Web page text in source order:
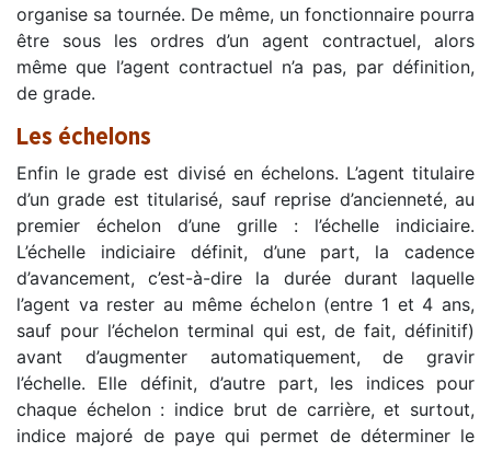
organise sa tournée. De même, un fonctionnaire pourra
être sous les ordres d’un agent contractuel, alors
même que l’agent contractuel n’a pas, par définition,
de grade.
Les échelons
Enfin le grade est divisé en échelons. L’agent titulaire
d’un grade est titularisé, sauf reprise d’ancienneté, au
premier échelon d’une grille : l’échelle indiciaire.
L’échelle indiciaire définit, d’une part, la cadence
d’avancement, c’est-à-dire la durée durant laquelle
l’agent va rester au même échelon (entre 1 et 4 ans,
sauf pour l’échelon terminal qui est, de fait, définitif)
avant d’augmenter automatiquement, de gravir
l’échelle. Elle définit, d’autre part, les indices pour
chaque échelon : indice brut de carrière, et surtout,
indice majoré de paye qui permet de déterminer le